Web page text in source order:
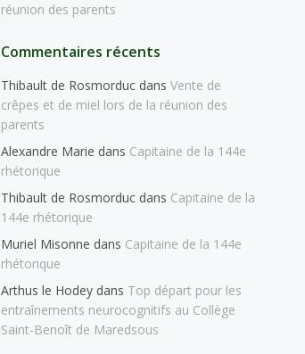
réunion des parents
Commentaires récents
Thibault de Rosmorducdans Vente de
crêpes et de miel lors de la réunion des
parents
Alexandre Marie dans Capitaine de la 144e
rhétorique
Thibault de Rosmorducdans Capitaine de la
144e rhétorique
Muriel Misonne dans Capitaine de la 144e
rhétorique
Arthus le Hodeydans Top départ pour les
entraînements neurocognitifs au Collège
Saint-Benoît de Maredsous